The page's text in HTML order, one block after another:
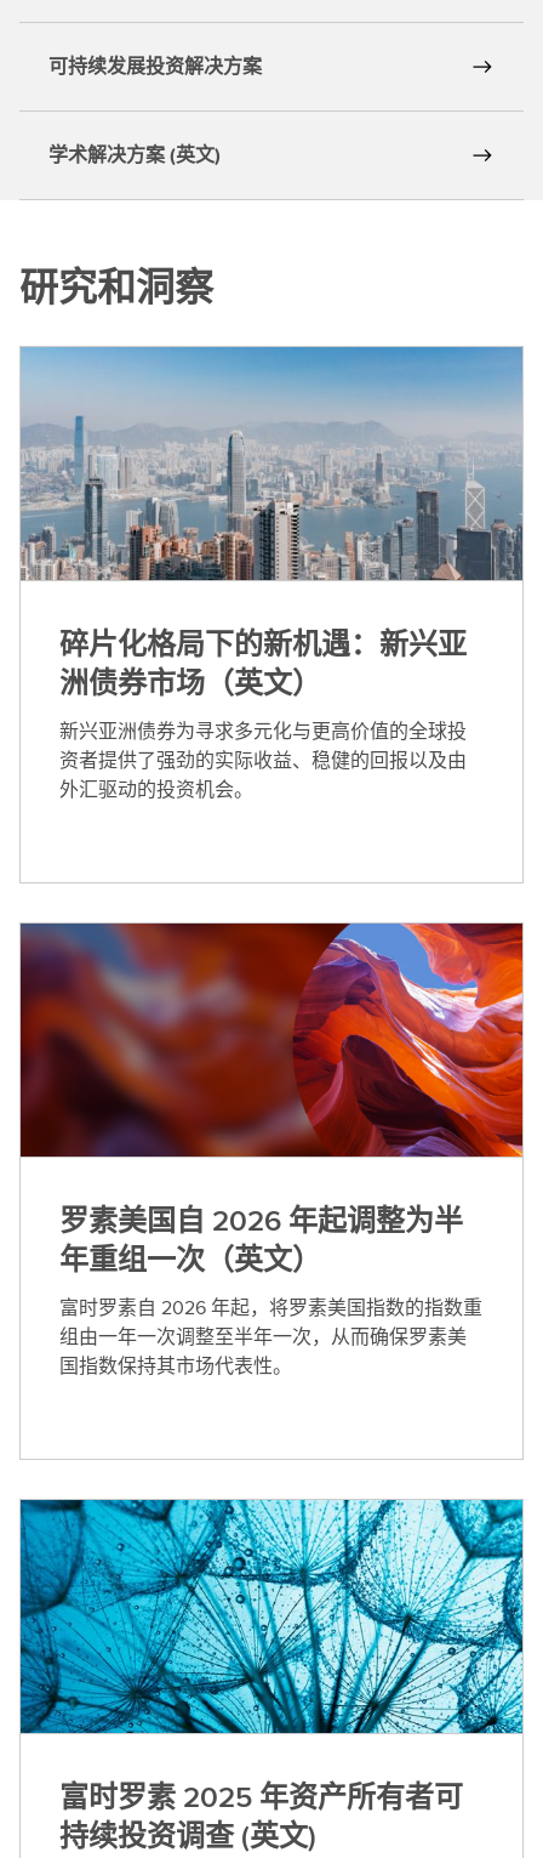
可持续发展投资解决方案
学术解决方案 (英文)
研究和洞察
碎片化格局下的新机遇：新兴亚
洲债券市场（英文）
新兴亚洲债券为寻求多元化与更高价值的全球投
资者提供了强劲的实际收益、稳健的回报以及由
外汇驱动的投资机会。
罗素美国自 2026 年起调整为半
年重组一次（英文）
富时罗素自 2026 年起，将罗素美国指数的指数重
组由一年一次调整至半年一次，从而确保罗素美
国指数保持其市场代表性。
富时罗素 2025 年资产所有者可
持续投资调查 (英文)